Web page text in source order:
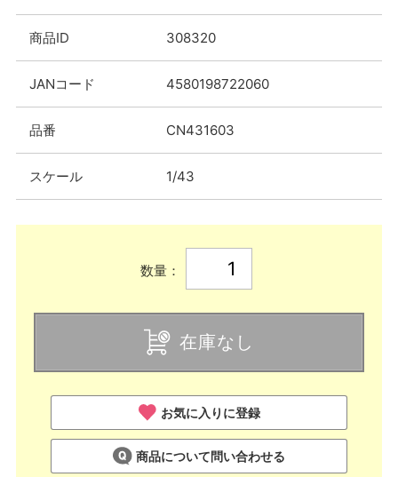
商品ID 308320
JANコード 4580198722060
品番 CN431603
スケール 1/43
数量：
在庫なし
お気に入りに登録
商品について問い合わせる